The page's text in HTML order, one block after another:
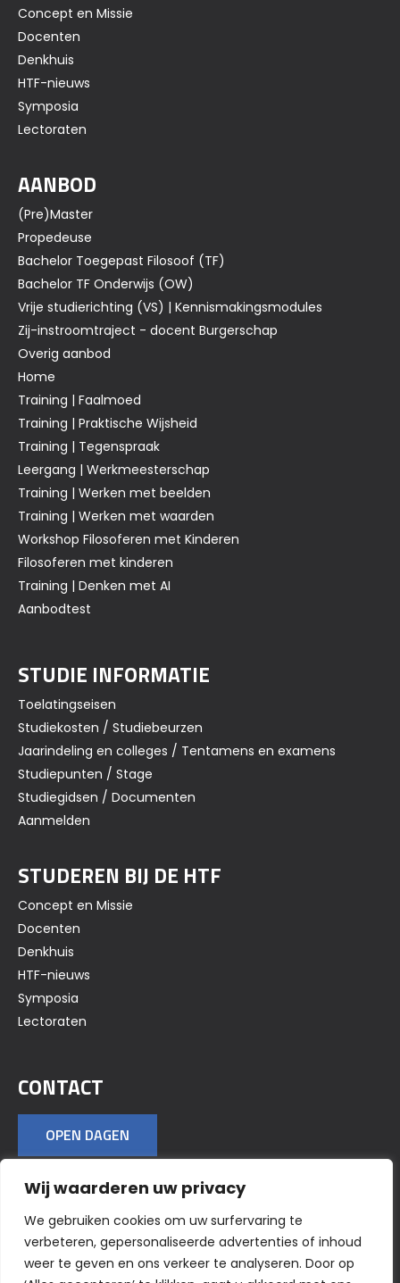
Wij waarderen uw privacy
We gebruiken cookies om uw surfervaring te
verbeteren, gepersonaliseerde advertenties of inhoud
weer te geven en ons verkeer te analyseren. Door op
Concept en Missie
Docenten
Denkhuis
HTF-nieuws
Symposia
Lectoraten
AANBOD
(Pre)Master
Propedeuse
Bachelor Toegepast Filosoof (TF)
Bachelor TF Onderwijs (OW)
Vrije studierichting (VS) | Kennismakingsmodules
Zij-instroomtraject - docent Burgerschap
Overig aanbod
Home
Training | Faalmoed
Training | Praktische Wijsheid
Training | Tegenspraak
Leergang | Werkmeesterschap
Training | Werken met beelden
Training | Werken met waarden
Workshop Filosoferen met Kinderen
Filosoferen met kinderen
Training | Denken met AI
Aanbodtest
STUDIE INFORMATIE
Toelatingseisen
Studiekosten / Studiebeurzen
Jaarindeling en colleges / Tentamens en examens
Studiepunten / Stage
Studiegidsen / Documenten
Aanmelden
STUDEREN BIJ DE HTF
Concept en Missie
Docenten
Denkhuis
HTF-nieuws
Symposia
Lectoraten
CONTACT
OPEN DAGEN
VOLG ONS OP SOCIAL MEDIA